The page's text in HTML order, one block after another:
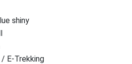
shiny
/ E-Trekking